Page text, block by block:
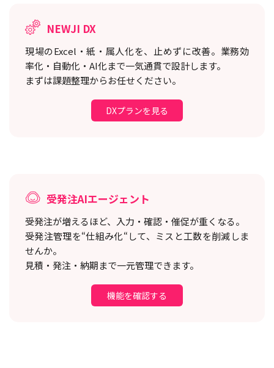
NEWJI DX
現場のExcel・紙・属人化を、止めずに改善。 業務効
率化・自動化・AI化まで一気通貫で設計します。
まずは課題整理からお任せください。
DXプランを見る
受発注AIエージェント
受発注が増えるほど、入力・確認・催促が重くなる。
受発注管理を“仕組み化“して、ミスと工数を削減しま
せんか。
見積・発注・納期まで一元管理できます。
機能を確認する